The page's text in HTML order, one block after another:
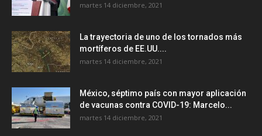
martes 14 diciembre, 2021
La trayectoria de uno de los tornados más
mortíferos de EE.UU....
martes 14 diciembre, 2021
México, séptimo país con mayor aplicación
de vacunas contra COVID-19: Marcelo...
martes 14 diciembre, 2021